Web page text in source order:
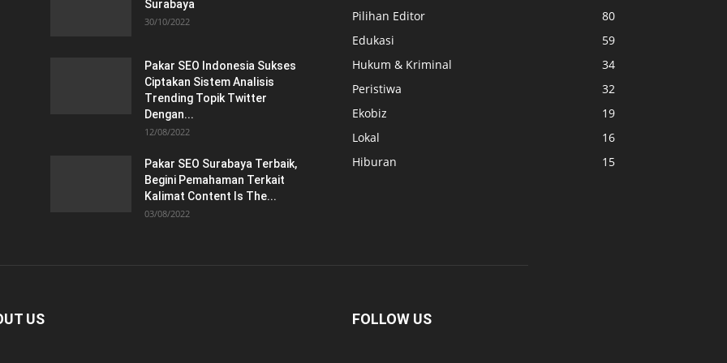
Surabaya
30/10/2022
Pakar SEO Indonesia Sukses
Ciptakan Sistem Analisis
Trending Topik Twitter
Dengan...
12/08/2022
Pakar SEO Surabaya Terbaik,
Begini Pemahaman Terkait
Kalimat Content Is The...
03/08/2022
Pilihan Editor
80
Edukasi
59
Hukum & Kriminal
34
Peristiwa
32
Ekobiz
19
Lokal
16
Hiburan
15
US FOLLOW US